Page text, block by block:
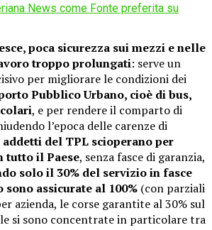
News come Fonte preferita su
poca sicurezza sui mezzi e nelle
troppo prolungati: serve un
per migliorare le condizioni dei
Pubblico Urbano, cioè di bus,
, e per rendere il comparto di
l’epoca delle carenze di
del TPL scioperano per
tutto il Paese, senza fasce di garanzia,
solo il 30% del servizio in fasce
assicurate al 100% (con parziali
azienda, le corse garantite al 30% sul
si sono concentrate in particolare tra